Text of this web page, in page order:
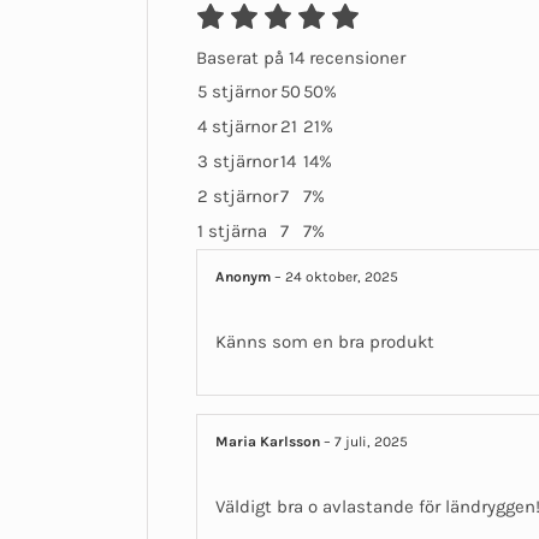
Baserat på 14 recensioner
5 stjärnor 50 50%
4 stjärnor 21 21%
3 stjärnor14 14%
2 stjärnor7
7%
1 stjärna
7 7%
Anonym – 24 oktober, 2025
Känns som en bra produkt
Maria Karlsson – 7 juli, 2025
Väldigt bra o avlastande för ländryggen!